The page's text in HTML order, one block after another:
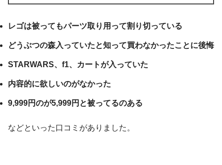
レゴは被ってもパーツ取り用って割り切っている
どうぶつの森入っていたと知って買わなかったことに後悔
STARWARS、f1、カートが入っていた
内容的に欲しいのがなかった
9,999円のが5,999円と被ってるのある
などといった口コミがありました。